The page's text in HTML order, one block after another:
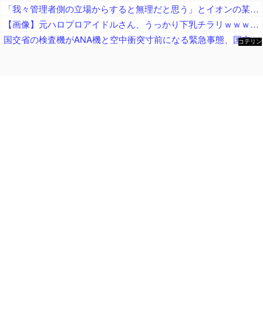
「我々管理者側の立場からすると無理だと思う」とイオンの某テナントを擁護する声、「みんなで最低限の店の片付けやって、今日は帰るべ」って指示する方が普通で……
【画像】元ハロプロアイドルさん、うっかり下乳チラリｗｗｗｗｗｗｗｗ
国交省の検査機がANA機と空中衝突寸前になる緊急事態、国交省側は己の非を頑として認めず……
コテリン